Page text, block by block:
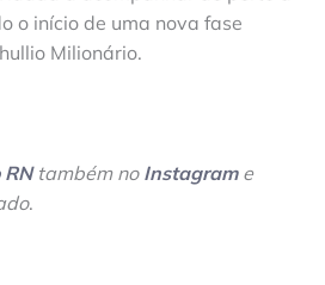
o início de uma nova fase
Milionário.
também no Instagrame
.